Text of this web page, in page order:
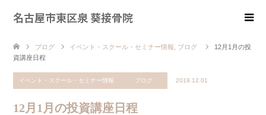
名古屋市東区泉 葵接骨院
ブログ イベント・スクール・セミナー情報 ブログ
12月1月の投
資講座日程
イベント・スクール・セミナー情報 ブログ 2019.12.01
12月1月の投資講座日程